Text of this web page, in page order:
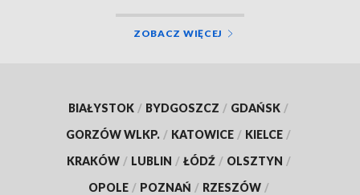
ZOBACZ WIĘCEJ
BIAŁYSTOK / BYDGOSZCZ / GDAŃSK /
GORZÓW WLKP. / KATOWICE / KIELCE /
KRAKÓW / LUBLIN / ŁÓDŹ / OLSZTYN /
OPOLE / POZNAŃ / RZESZÓW /